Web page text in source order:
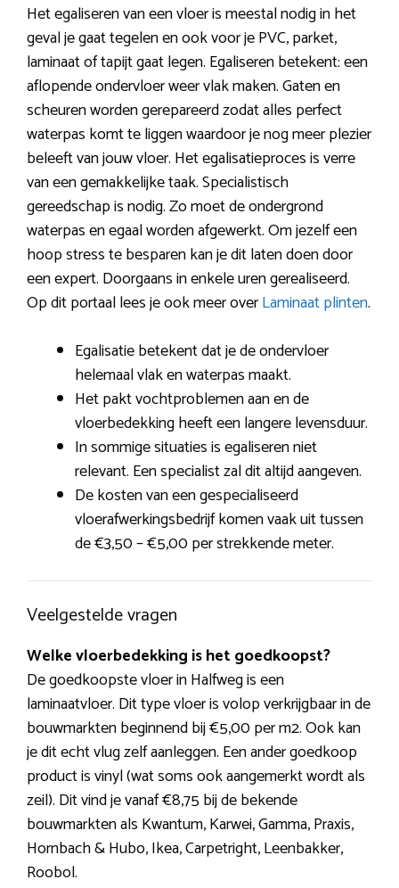
Het egaliseren van een vloer is meestal nodig in het
geval je gaat tegelen en ook voor je PVC, parket,
laminaat of tapijt gaat legen. Egaliseren betekent: een
aflopende ondervloer weer vlak maken. Gaten en
scheuren worden gerepareerd zodat alles perfect
waterpas komt te liggen waardoor je nog meer plezier
beleeft van jouw vloer. Het egalisatieproces is verre
van een gemakkelijke taak. Specialistisch
gereedschap is nodig. Zo moet de ondergrond
waterpas en egaal worden afgewerkt. Om jezelf een
hoop stress te besparen kan je dit laten doen door
een expert. Doorgaans in enkele uren gerealiseerd.
Op dit portaal lees je ook meer overLaminaat plinten.
Egalisatie betekent dat je de ondervloer
helemaal vlak en waterpas maakt.
Het pakt vochtproblemen aan en de
vloerbedekking heeft een langere levensduur.
In sommige situaties is egaliseren niet
relevant. Een specialist zal dit altijd aangeven.
De kosten van een gespecialiseerd
vloerafwerkingsbedrijf komen vaak uit tussen
de €3,50 – €5,00 per strekkende meter.
Veelgestelde vragen
Welke vloerbedekking is het goedkoopst?
De goedkoopste vloer in Halfweg is een
laminaatvloer. Dit type vloer is volop verkrijgbaar in de
bouwmarkten beginnend bij €5,00 per m2. Ook kan
je dit echt vlug zelf aanleggen. Een ander goedkoop
product is vinyl (wat soms ook aangemerkt wordt als
zeil). Dit vind je vanaf €8,75 bij de bekende
bouwmarkten als Kwantum, Karwei, Gamma, Praxis,
Hornbach & Hubo, Ikea, Carpetright, Leenbakker,
Roobol.